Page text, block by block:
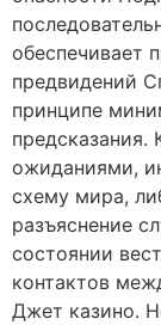
обеспечивает
предвидений
принципе
предсказания.
ожиданиями,
схему мира,
разъяснение
состоянии
контактов
Джет казино.